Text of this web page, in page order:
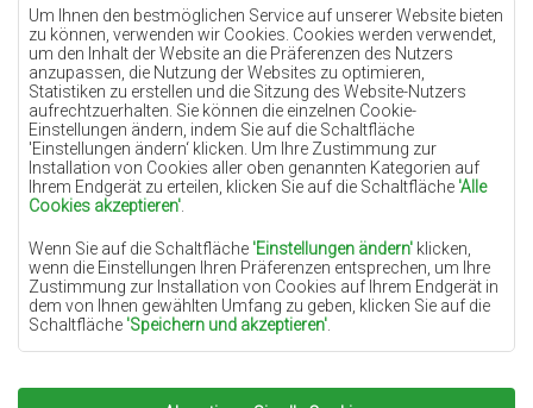
Um Ihnen den bestmöglichen Service auf unserer Website bieten
zu können, verwenden wir Cookies. Cookies werden verwendet,
um den Inhalt der Website an die Präferenzen des Nutzers
anzupassen, die Nutzung der Websites zu optimieren,
Statistiken zu erstellen und die Sitzung des Website-Nutzers
aufrechtzuerhalten. Sie können die einzelnen Cookie-
Einstellungen ändern, indem Sie auf die Schaltfläche
'Einstellungen ändern‘ klicken. Um Ihre Zustimmung zur
Installation von Cookies aller oben genannten Kategorien auf
Ihrem Endgerät zu erteilen, klicken Sie auf die Schaltfläche 'Alle
Cookies akzeptieren'
Wenn Sie auf die Schaltfläche 'Einstellungen ändern' klicken,
wenn die Einstellungen Ihren Präferenzen entsprechen, um Ihre
Zustimmung zur Installation von Cookies auf Ihrem Endgerät in
dem von Ihnen gewählten Umfang zu geben, klicken Sie auf die
Schaltfläche 'Speichern und akzeptieren'
Grundlage für die Verarbeitung das berechtigte Interesse des
Teppiche Lilac
Teppiche Gelb
Teppiche Pfefferminz
Teppiche Blau
Teppiche Orange
Teppiche Rosa
Teppiche Terrakotte
Teppiche Grün
Teppiche Golden